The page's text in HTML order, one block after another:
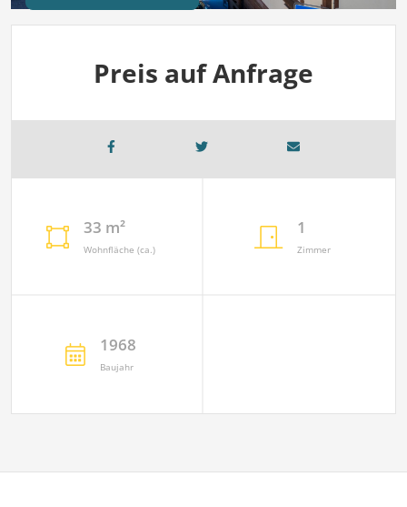
Preis auf Anfrage
33 m²
Wohnfläche (ca.)
1
Zimmer
1968
Baujahr